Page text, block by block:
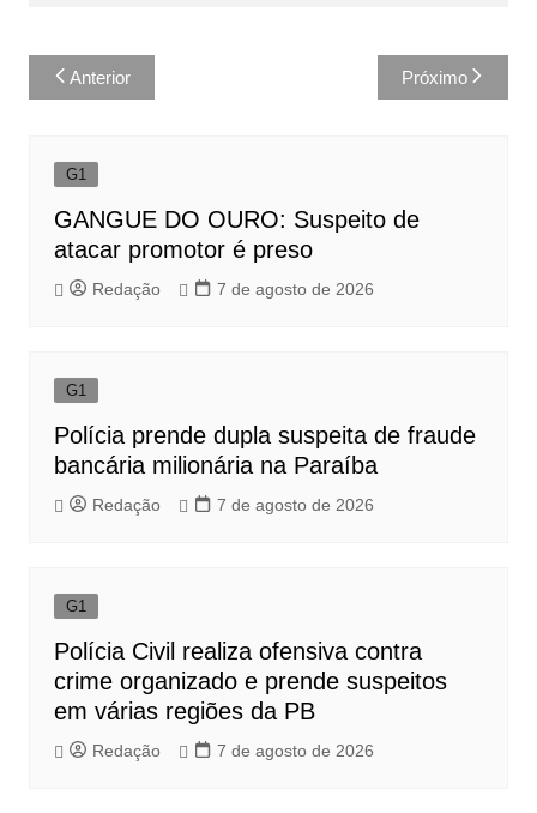
Navegação
de
Anterior Próximo
G1
GANGUE DO OURO: Suspeito de
atacar promotor é preso
Redação 7 de agosto de 2026
G1
Polícia prende dupla suspeita de fraude
bancária milionária na Paraíba
Redação 7 de agosto de 2026
G1
Polícia Civil realiza ofensiva contra
crime organizado e prende suspeitos
em várias regiões da PB
Redação 7 de agosto de 2026